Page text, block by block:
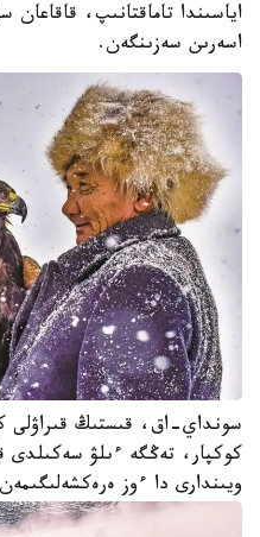
اياسىندا تاماقتانىپ،
اسەرىن سەزىنگەن.
سونداي-اق، قىستىڭ قىراۋلى
كوكپار، تەڭگە ءىلۋ سەكىلدى
ويىندارى دا ءوز